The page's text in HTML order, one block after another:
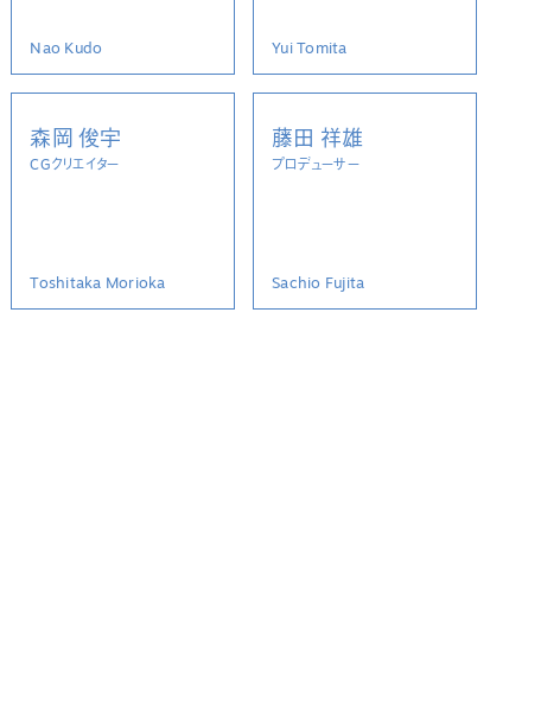
Nao Kudo Yui Tomita
森岡 俊宇
CGクリエイター
Toshitaka Morioka
藤田 祥雄
プロデューサー
Sachio Fujita